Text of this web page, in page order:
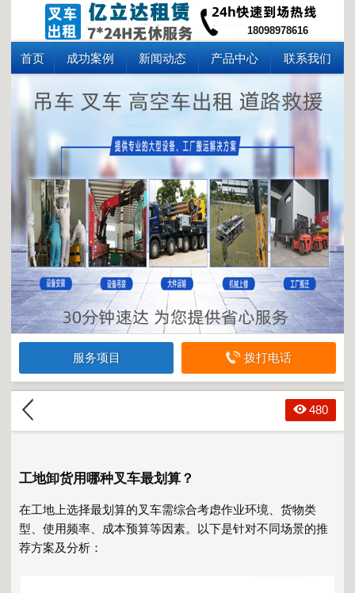
18098978616
首页 成功案例 新闻动态 产品中心 联系我们
服务项目 拨打电话
480
工地卸货用哪种叉车最划算？
在工地上选择最划算的叉车需综合考虑作业环境、货物类
型、使用频率、成本预算等因素。以下是针对不同场景的推
荐方案及分析：